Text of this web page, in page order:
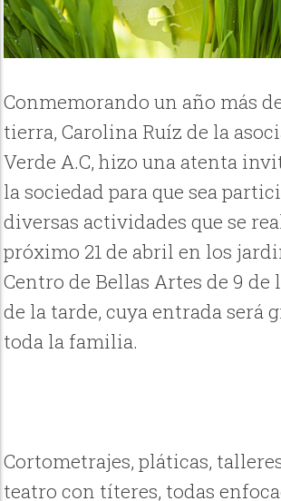
Conmemorando un año más
tierra, Carolina Ruíz de la
Verde A.C, hizo una atenta
la sociedad para que sea
diversas actividades que se
próximo 21 de abril en los
Centro de Bellas Artes de 9 de
de la tarde, cuya entrada será
toda la familia.
Cortometrajes, pláticas,
teatro con títeres, todas